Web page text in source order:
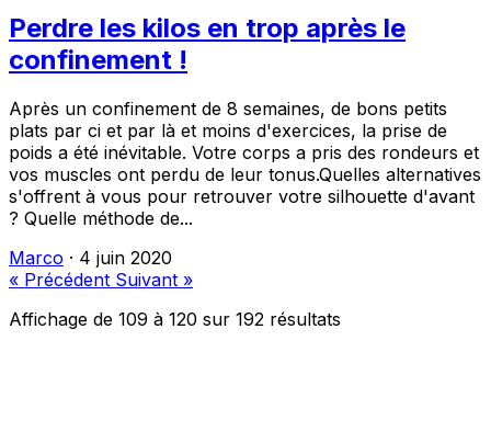
Perdre les kilos en trop après le
confinement !
Après un confinement de 8 semaines, de bons petits
plats par ci et par là et moins d'exercices, la prise de
poids a été inévitable. Votre corps a pris des rondeurs et
vos muscles ont perdu de leur tonus.Quelles alternatives
s'offrent à vous pour retrouver votre silhouette d'avant
? Quelle méthode de...
Marco · 4 juin 2020
« Précédent Suivant »
Affichage de 109 à 120 sur 192 résultats